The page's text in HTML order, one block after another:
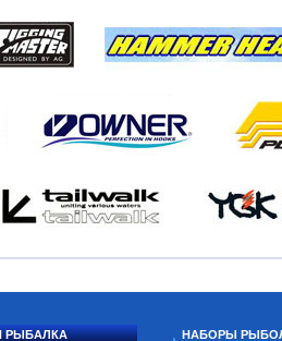
РЫБАЛКА НАБОРЫ